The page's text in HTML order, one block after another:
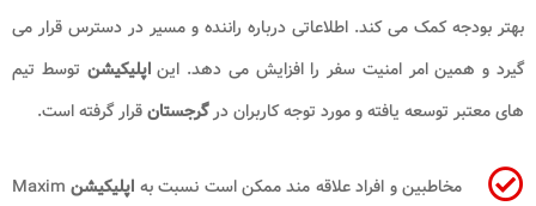
بهتر بودجه کمک می کند. اطلاعاتی درباره راننده و مسیر در دسترس قرار می
گیرد و همین امر امنیت سفر را افزایش می دهد. ایناپلیکیشن توسط تیم
های معتبر توسعه یافته و مورد توجه کاربران درگرجستانقرار گرفته است.
مخاطبین و افراد علاقه مند ممکن است نسبت به اپلیکیشن Maxim